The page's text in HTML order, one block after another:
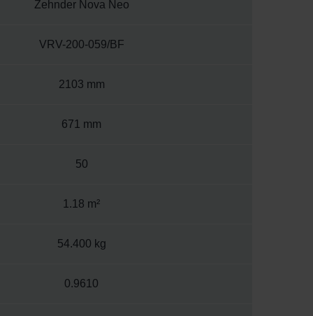
Zehnder Nova Neo
VRV-200-059/BF
2103 mm
671 mm
50
1.18 m²
54.400 kg
0.9610